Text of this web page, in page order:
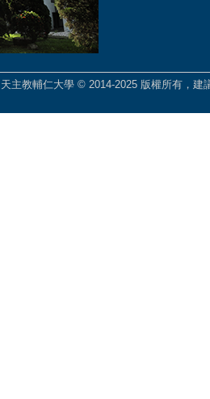
| 天主教輔仁大學 © 2014-2025 版權所有，